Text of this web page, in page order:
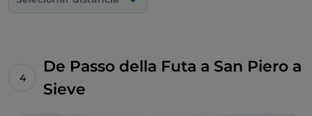
De Passo della Futa a San Piero a
Sieve